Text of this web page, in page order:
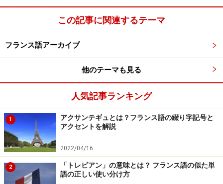
外国にいる不安感のないまぜになった表情をしているの
でしょうか。どこの国でも観光客はスリのターゲットに
なりやすいもので、外国人でも同じです。ガイドブック
を見ながらキョロキョロと道を探したり、不安気な様子
で歩いたりするのではなく、毅然とした態度を心がけま
財布を後ろのポケットに入れない
スマートフォンなどを手に持ちながら歩かない
バッグを前にくるように持つ
バッグを開けてすぐの位置に貴重品を置かない
持ち物 (特に貴重品) を分散する
夜間の一人歩きを避ける
この記事に関連するテーマ
フランス語アーカイブ
他のテーマも見る
人気記事ランキング
1
アクサンテギュとは？フランス語の綴り字記号と
アクセントを解説
2022/04/16
2
「トレビアン」の意味とは？ フランス語の似た単
語の正しい使い分け方